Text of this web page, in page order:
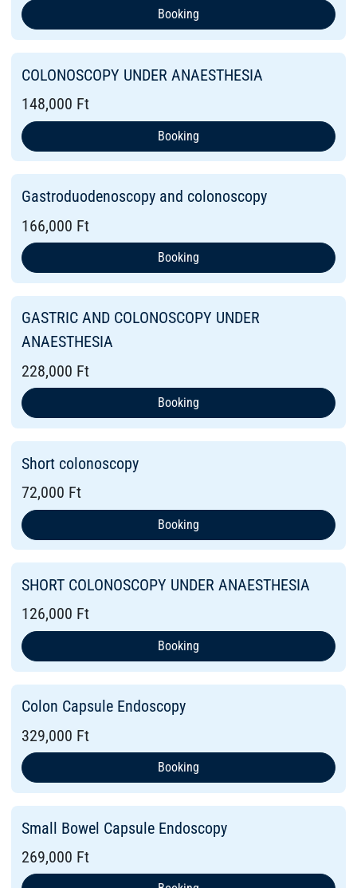
Booking
COLONOSCOPY UNDER ANAESTHESIA
148,000 Ft
Booking
Gastroduodenoscopy and colonoscopy
166,000 Ft
Booking
GASTRIC AND COLONOSCOPY UNDER
ANAESTHESIA
228,000 Ft
Booking
Short colonoscopy
72,000 Ft
Booking
SHORT COLONOSCOPY UNDER ANAESTHESIA
126,000 Ft
Booking
Colon Capsule Endoscopy
329,000 Ft
Booking
Small Bowel Capsule Endoscopy
269,000 Ft